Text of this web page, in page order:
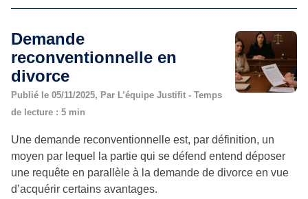
Demande
reconventionnelle en
divorce
Publié le 05/11/2025, Par L’équipe Justifit - Temps
de lecture : 5 min
Une demande reconventionnelle est, par définition, un
moyen par lequel la partie qui se défend entend déposer
une requête en parallèle à la demande de divorce en vue
d’acquérir certains avantages.